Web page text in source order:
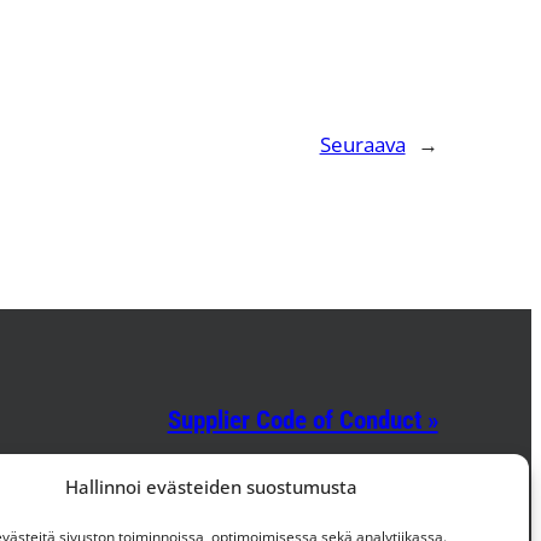
Hallinnoi evästeiden suostumusta
sivuston toiminnoissa, optimoimisessa sekä analytiikassa.
Seuraava →
Supplier Code of Conduct »
Facebook Instagram